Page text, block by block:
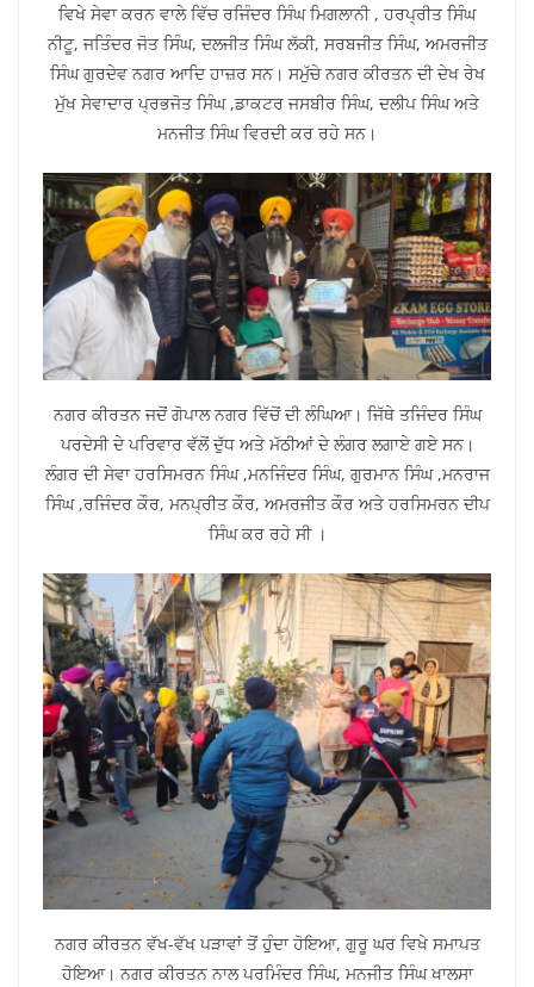
ਵਿਖੇ ਸੇਵਾ ਕਰਨ ਵਾਲੇ ਵਿੱਚ ਰਜਿੰਦਰ ਸਿੰਘ ਮਿਗਲਾਨੀ , ਹਰਪ੍ਰੀਤ ਸਿੰਘ
ਨੀਟੂ, ਜਤਿੰਦਰ ਜੋਤ ਸਿੰਘ, ਦਲਜੀਤ ਸਿੰਘ ਲੱਕੀ, ਸਰਬਜੀਤ ਸਿੰਘ, ਅਮਰਜੀਤ
ਸਿੰਘ ਗੁਰਦੇਵ ਨਗਰ ਆਦਿ ਹਾਜ਼ਰ ਸਨ। ਸਮੁੱਚੇ ਨਗਰ ਕੀਰਤਨ ਦੀ ਦੇਖ ਰੇਖ
ਮੁੱਖ ਸੇਵਾਦਾਰ ਪ੍ਰਭਜੋਤ ਸਿੰਘ ,ਡਾਕਟਰ ਜਸਬੀਰ ਸਿੰਘ, ਦਲੀਪ ਸਿੰਘ ਅਤੇ
ਮਨਜੀਤ ਸਿੰਘ ਵਿਰਦੀ ਕਰ ਰਹੇ ਸਨ।
ਨਗਰ ਕੀਰਤਨ ਜਦੋਂ ਗੋਪਾਲ ਨਗਰ ਵਿੱਚੋਂ ਦੀ ਲੰਘਿਆ। ਜਿੱਥੇ ਤਜਿੰਦਰ ਸਿੰਘ
ਪਰਦੇਸੀ ਦੇ ਪਰਿਵਾਰ ਵੱਲੋਂ ਦੁੱਧ ਅਤੇ ਮੱਠੀਆਂ ਦੇ ਲੰਗਰ ਲਗਾਏ ਗਏ ਸਨ।
ਲੰਗਰ ਦੀ ਸੇਵਾ ਹਰਸਿਮਰਨ ਸਿੰਘ ,ਮਨਜਿੰਦਰ ਸਿੰਘ, ਗੁਰਮਾਨ ਸਿੰਘ ,ਮਨਰਾਜ
ਸਿੰਘ ,ਰਜਿੰਦਰ ਕੌਰ, ਮਨਪ੍ਰੀਤ ਕੌਰ, ਅਮਰਜੀਤ ਕੌਰ ਅਤੇ ਹਰਸਿਮਰਨ ਦੀਪ
ਸਿੰਘ ਕਰ ਰਹੇ ਸੀ ।
ਨਗਰ ਕੀਰਤਨ ਵੱਖ-ਵੱਖ ਪੜਾਵਾਂ ਤੋਂ ਹੁੰਦਾ ਹੋਇਆ, ਗੁਰੂ ਘਰ ਵਿਖੇ ਸਮਾਪਤ
ਹੋਇਆ। ਨਗਰ ਕੀਰਤਨ ਨਾਲ ਪਰਮਿੰਦਰ ਸਿੰਘ, ਮਨਜੀਤ ਸਿੰਘ ਖਾਲਸਾ